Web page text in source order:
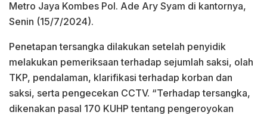
Metro Jaya Kombes Pol. Ade Ary Syam di kantornya,
Senin (15/7/2024).
Penetapan tersangka dilakukan setelah penyidik
melakukan pemeriksaan terhadap sejumlah saksi, olah
TKP, pendalaman, klarifikasi terhadap korban dan
saksi, serta pengecekan CCTV. “Terhadap tersangka,
dikenakan pasal 170 KUHP tentang pengeroyokan